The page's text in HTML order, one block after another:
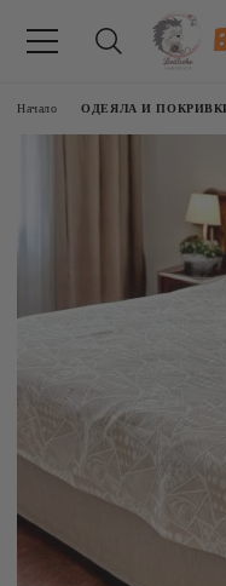
Начало ОДЕЯЛА И